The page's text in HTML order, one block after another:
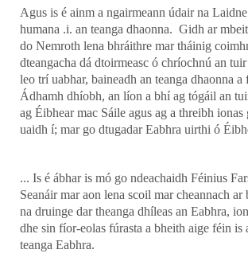
Agus is é ainm a ngairmeann údair na
humana .i. an teanga dhaonna. Gidh ar
do Nemroth lena bhráithre mar tháinig
dteangacha dá dtoirmeasc ó chríochnú an
leo trí uabhar, baineadh an teanga dhaonna a
Ádhamh dhíobh, an líon a bhí ag tógáil an
ag Éibhear mac Sáile agus ag a threibh
uaidh í; mar go dtugadar Eabhra uirthi ó
... Is é ábhar is mó go ndeachaidh Féinius
Seanáir mar aon lena scoil mar cheannach
na druinge dar theanga dhíleas an Eabhra,
dhe sin fíor-eolas fúrasta a bheith aige féin is
teanga Eabhra.